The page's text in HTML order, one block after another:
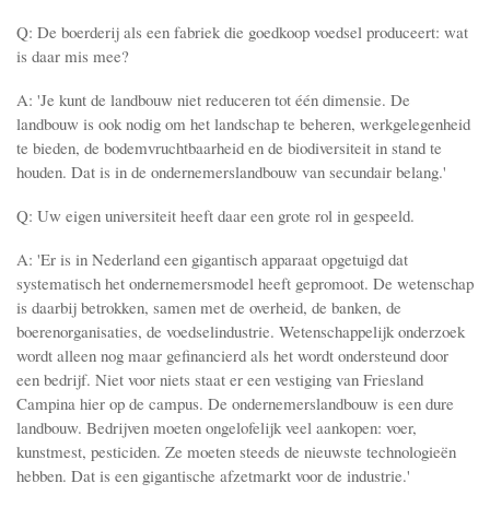
Q: De boerderij als een fabriek die goedkoop voedsel produceert: wat
is daar mis mee?
A: 'Je kunt de landbouw niet reduceren tot één dimensie. De
landbouw is ook nodig om het landschap te beheren, werkgelegenheid
te bieden, de bodemvruchtbaarheid en de biodiversiteit in stand te
houden. Dat is in de ondernemerslandbouw van secundair belang.'
Q: Uw eigen universiteit heeft daar een grote rol in gespeeld.
A: 'Er is in Nederland een gigantisch apparaat opgetuigd dat
systematisch het ondernemersmodel heeft gepromoot. De wetenschap
is daarbij betrokken, samen met de overheid, de banken, de
boerenorganisaties, de voedselindustrie. Wetenschappelijk onderzoek
wordt alleen nog maar gefinancierd als het wordt ondersteund door
een bedrijf. Niet voor niets staat er een vestiging van Friesland
Campina hier op de campus. De ondernemerslandbouw is een dure
landbouw. Bedrijven moeten ongelofelijk veel aankopen: voer,
kunstmest, pesticiden. Ze moeten steeds de nieuwste technologieën
hebben. Dat is een gigantische afzetmarkt voor de industrie.'